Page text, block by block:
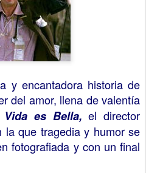
y encantadora historia de
del amor, llena de valentía
Vida es Bella, el director
la que tragedia y humor se
fotografiada y con un final